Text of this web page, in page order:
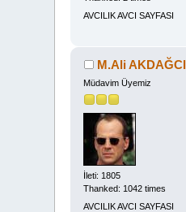
AVCILIK AVCI SAYFASI
M.Ali
Müdavim Üyemiz
İleti: 1805
Thanked: 1042 times
AVCILIK AVCI SAYFASI